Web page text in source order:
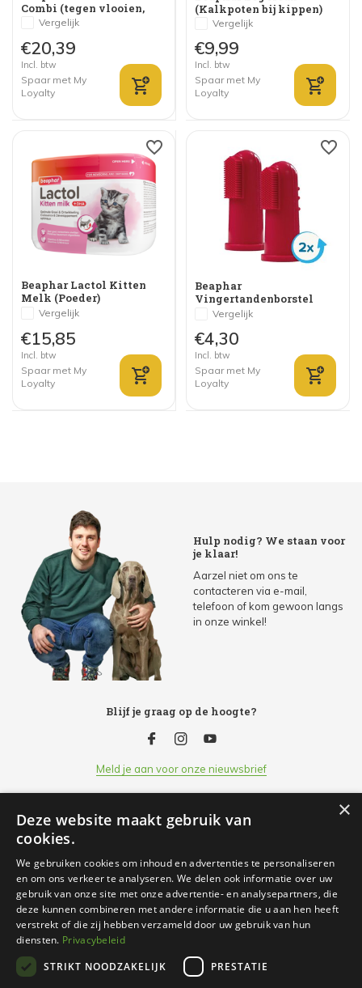
Combi (tegen vlooien,
bloedluizen,...)
Vergelijk
€20,39
Incl. btw
Spaar met My
Loyalty
(Kalkpoten bij kippen)
Vergelijk
€9,99
Incl. btw
Spaar met My
Loyalty
Beaphar Lactol Kitten
Melk (Poeder)
Vergelijk
€15,85
Incl. btw
Spaar met My
Loyalty
Beaphar
Vingertandenborstel
Vergelijk
€4,30
Incl. btw
Spaar met My
Loyalty
Hulp nodig? We staan voor
je klaar!
Aarzel niet om ons te
contacteren via e-mail,
telefoon of kom gewoon langs
in onze winkel!
Blijf je graag op de hoogte?
Meld je aan voor onze nieuwsbrief
Klantenservice
Openingsuren
Informatie
Contact
×
Deze website maakt gebruik van
cookies.
We gebruiken cookies om inhoud en advertenties te personaliseren
en om ons verkeer te analyseren. We delen ook informatie over uw
gebruik van onze site met onze advertentie- en analysepartners, die
deze kunnen combineren met andere informatie die u aan hen heeft
verstrekt of die zij hebben verzameld door uw gebruik van hun
diensten. Privacybeleid
STRIKT NOODZAKELIJK
PRESTATIE